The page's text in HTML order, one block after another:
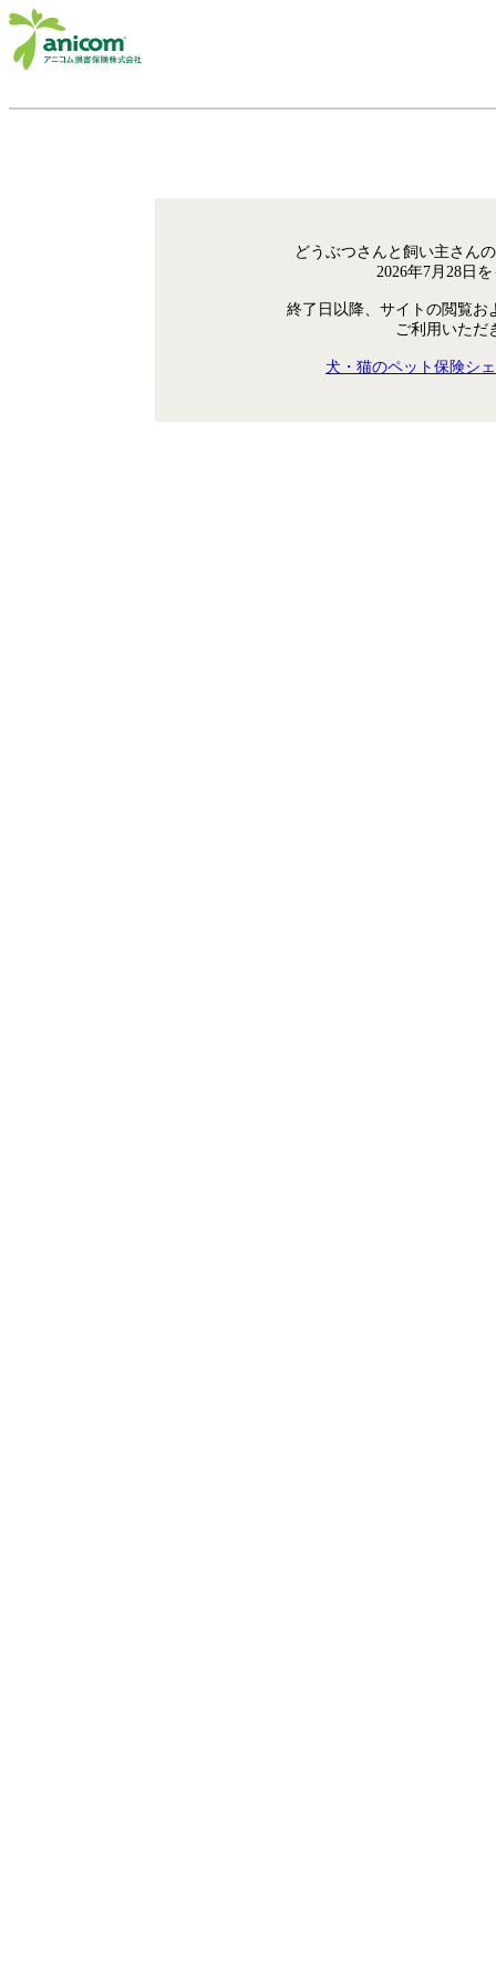
どうぶつさんと飼い主さん
2026年7月28日
終了日以降、サイトの閲覧お
ご利用いただ
犬・猫のペット保険シ